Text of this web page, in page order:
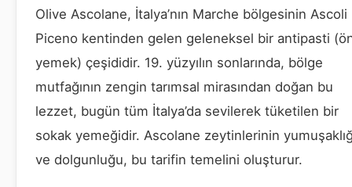
Olive Ascolane, İtalya’nın Marche bölgesinin Ascoli
Piceno kentinden gelen geleneksel bir antipasti
yemek) çeşididir. 19. yüzyılın sonlarında, bölge
mutfağının zengin tarımsal mirasından doğan bu
lezzet, bugün tüm İtalya’da sevilerek tüketilen bir
sokak yemeğidir. Ascolane zeytinlerinin
ve dolgunluğu, bu tarifin temelini oluşturur.